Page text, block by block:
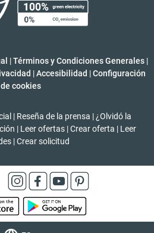
|Términos y Condiciones Generales |
| Accesibilidad | Configuración
de cookies
| Reseña de la prensa | ¿Olvidó la
| Leer ofertas | Crear oferta | Leer
|Crear solicitud